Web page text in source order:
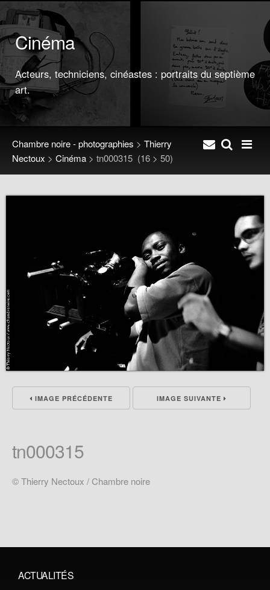
Cinéma
Acteurs, techniciens, cinéastes : portraits du septième
art.
Chambre noire - photographies > Thierry
Nectoux > Cinéma > tn000315 (16 > 50)
IMAGE PRÉCÉDENTE IMAGE SUIVANTE
tn000315
© Thierry Nectoux / Chambre noire
ACTUALITÉS